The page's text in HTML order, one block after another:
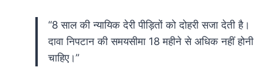
“8 साल की न्यायिक देरी पीड़ितों को दोहरी सजा देती है।
दावा निपटान की समयसीमा 18 महीने से अधिक नहीं होनी
चाहिए।”